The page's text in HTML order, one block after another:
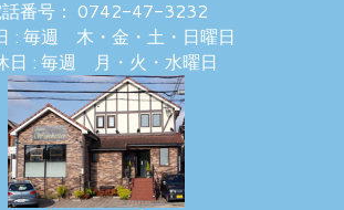
話番号： 0742-47-3232
: 毎週 木・金・土・日曜日
日 : 毎週 月・火・水曜日